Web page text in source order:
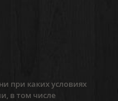
при каких условиях
в том числе